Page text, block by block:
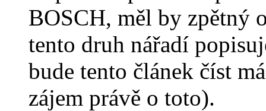
BOSCH, měl by zpětný
tento druh nářadí
bude tento článek číst
zájem právě o toto).